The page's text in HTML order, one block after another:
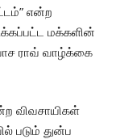
என்ற
மக்களின்
ராவ் வாழ்க்கை
விவசாயிகள்
படும் துன்ப